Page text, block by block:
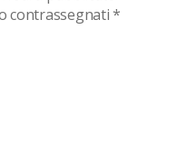
contrassegnati*